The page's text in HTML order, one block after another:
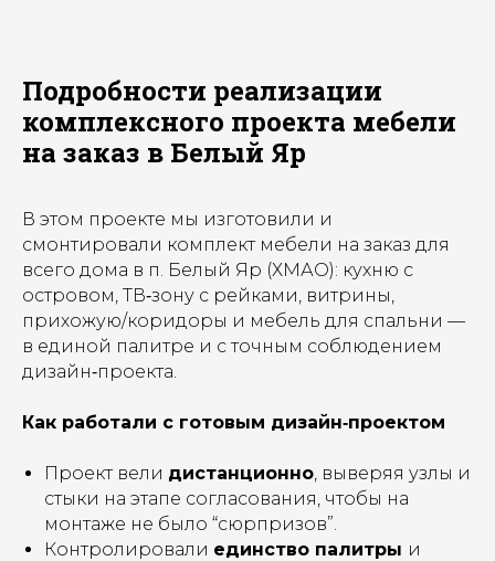
Подробности реализации
комплексного проекта мебели
на заказ в Белый Яр
В этом проекте мы изготовили и
смонтировали комплект мебели на заказ для
всего дома в п. Белый Яр (ХМАО): кухню с
островом, ТВ‑зону с рейками, витрины,
прихожую/коридоры и мебель для спальни —
в единой палитре и с точным соблюдением
дизайн‑проекта.
Как работали с готовым дизайн‑проектом
Проект вели дистанционно, выверяя узлы и
стыки на этапе согласования, чтобы на
монтаже не было “сюрпризов”.
Контролировали единство палитры и